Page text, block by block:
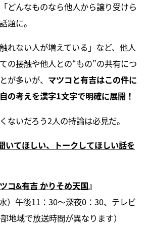
どんなものなら他人から譲り受けら
題に。
れない人が増えている」など、他人
の接触や他人との“もの”の共有につ
が多いが、 マツコと有吉はこの件に
の考えを漢字1文字で明確に展開！
ないだろう2人の持論は必見だ。
いてほしい、トークしてほしい話を
コ&有吉 かりそめ天国』
）午後11：30～深夜0：30、テレビ
地域で放送時間が異なります）